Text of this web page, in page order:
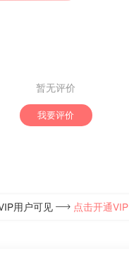
暂无评价
我要评价
用户可见 点击开通VIP